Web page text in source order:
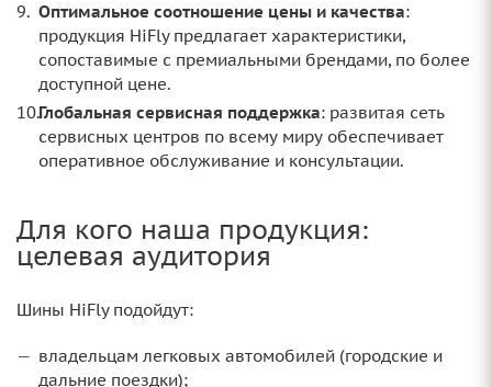
Оптимальное соотношение цены и качества:
продукция HiFly предлагает характеристики,
сопоставимые с премиальными брендами, по более
доступной цене.
Глобальная сервисная поддержка: развитая сеть
сервисных центров по всему миру обеспечивает
оперативное обслуживание и консультации.
Для кого наша продукция:
целевая аудитория
Шины HiFly подойдут:
владельцам легковых автомобилей (городские и
дальние поездки);